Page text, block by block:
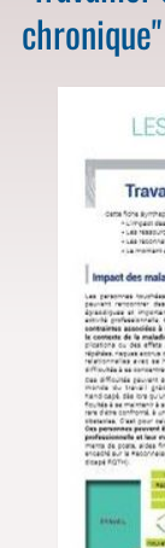
chronique"